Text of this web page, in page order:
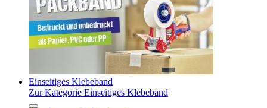
Einseitiges Klebeband
Zur Kategorie Einseitiges Klebeband